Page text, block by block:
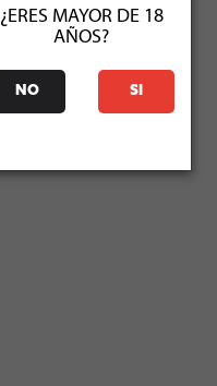
¿ERES MAYOR DE 18
AÑOS?
NO SI